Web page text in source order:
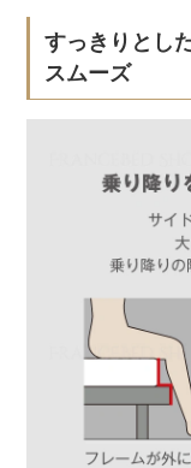
すっきりとし
スムーズ